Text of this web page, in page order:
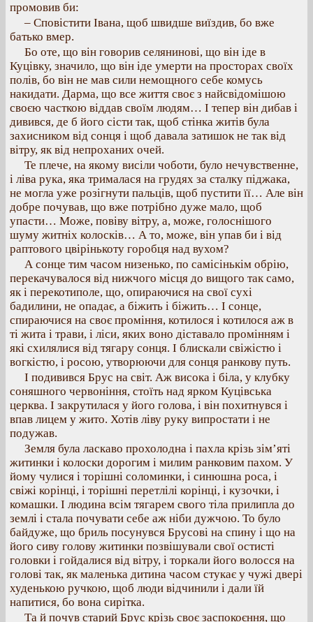
промовив би:
– Сповістити Івана, щоб швидше виїздив, бо вже
батько вмер.
Бо оте, що він говорив селянинові, що він іде в
Куцівку, значило, що він іде умерти на просторах своїх
полів, бо він не мав сили немощного себе комусь
накидати. Дарма, що все життя своє з найсвідомішою
своєю часткою віддав своїм людям… І тепер він дибав і
дивився, де б його сісти так, щоб стінка житів була
захисником від сонця і щоб давала затишок не так від
вітру, як від непроханих очей.
Те плече, на якому висіли чоботи, було нечувственне,
і ліва рука, яка трималася на грудях за сталку піджака,
не могла уже розігнути пальців, щоб пустити її… Але він
добре почував, що вже потрібно дуже мало, щоб
упасти… Може, повіву вітру, а, може, голоснішого
шуму житніх колосків… А то, може, він упав би і від
раптового цвірінькоту горобця над вухом?
А сонце тим часом низенько, по самісінькім обрію,
перекачувалося від нижчого місця до вищого так само,
як і перекотиполе, що, опираючися на свої сухі
бадилини, не опадає, а біжить і біжить… І сонце,
спираючися на своє проміння, котилося і котилося аж в
ті жита і трави, і ліси, яких воно діставало промінням і
які схилялися від тягару сонця. І блискали свіжістю і
вогкістю, і росою, утворюючи для сонця ранкову путь.
І подивився Брус на світ. Аж висока і біла, у клубку
соняшного червоніння, стоїть над ярком Куцівська
церква. І закрутилася у його голова, і він похитнувся і
впав лицем у жито. Хотів ліву руку випростати і не
подужав.
Земля була ласкаво прохолодна і пахла крізь зім’яті
житинки і колоски дорогим і милим ранковим пахом. У
йому чулися і торішні соломинки, і синюшна роса, і
свіжі корінці, і торішні перетлілі корінці, і кузочки, і
комашки. І людина всім тягарем свого тіла прилипла до
землі і стала почувати себе аж ніби дужчою. То було
байдуже, що бриль посунувся Брусові на спину і що на
його сиву голову житинки позвішували свої остисті
головки і гойдалися від вітру, і торкали його волосся на
голові так, як маленька дитина часом стукає у чужі двері
худенькою ручкою, щоб люди відчинили і дали їй
напитися, бо вона сирітка.
Та й почув старий Брус крізь своє заспокоєння, що